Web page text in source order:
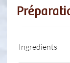
Ingredients